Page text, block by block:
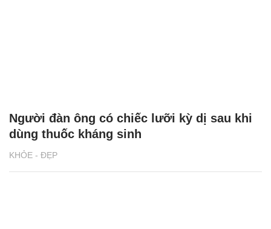
KHỎE - ĐẸP
Người đàn ông có chiếc lưỡi kỳ dị sau khi
dùng thuốc kháng sinh